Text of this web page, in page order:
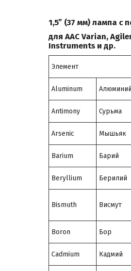
1,5” (37 мм) лампа с
для ААС Varian,
Instruments и др.
Элемент
Aluminum Алюминий
Antimony Сурьма
Arsenic Мышьяк
Barium Барий
Beryllium Берилий
Bismuth Висмут
Boron Бор
Cadmium Кадмий